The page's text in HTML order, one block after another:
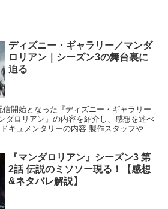
ディズニー・ギャラリー／マンダ
ロリアン｜シーズン3の舞台裏に
迫る
開始となった『ディズニー・ギャラリー
ダロリアン』の内容を紹介し、感想を述べ
キュメンタリーの内容 製作スタッフやキ
『マンダロリアン』シーズン3 第
2話 伝説のミソソー現る！【感想
&ネタバレ解説】